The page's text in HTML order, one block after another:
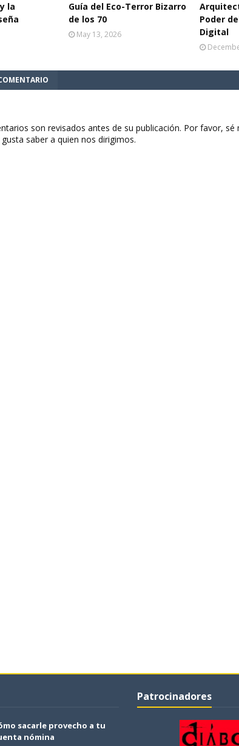
la
Guía del Eco-Terror Bizarro
de los 70
May 13, 2026
Poder
Digital
son revisados antes de su publicación. Por favor, sé
saber a quien nos dirigimos.
sacarle provecho a tu
nómina
Patrocinadores